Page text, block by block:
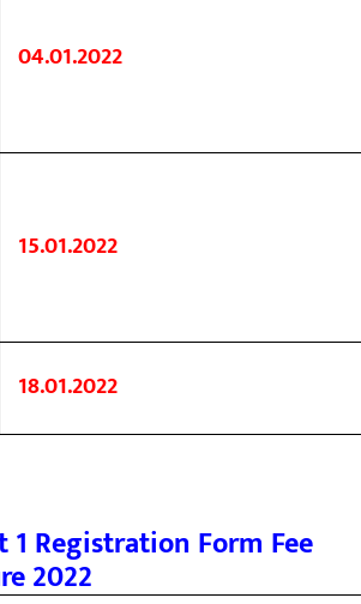
04.01.2022
15.01.2022
18.01.2022
Registration Form Fee
2022